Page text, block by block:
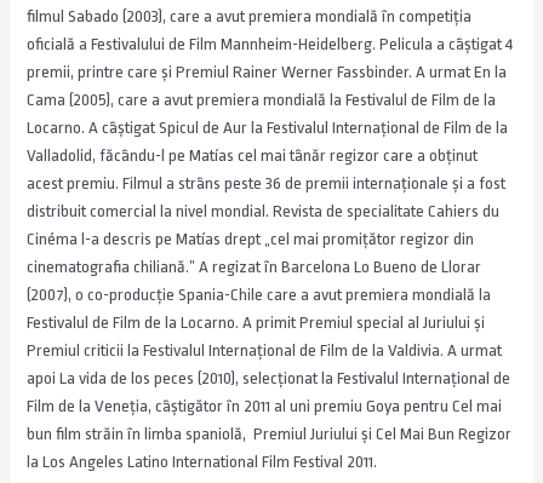
filmul Sabado (2003), care a avut premiera mondială în competiția
oficială a Festivalului de Film Mannheim-Heidelberg. Pelicula a câștigat 4
premii, printre care și Premiul Rainer Werner Fassbinder. A urmat En la
Cama (2005), care a avut premiera mondială la Festivalul de Film de la
Locarno. A câștigat Spicul de Aur la Festivalul Internațional de Film de la
Valladolid, făcându-l pe Matías cel mai tânăr regizor care a obținut
acest premiu. Filmul a strâns peste 36 de premii internaționale și a fost
distribuit comercial la nivel mondial. Revista de specialitate Cahiers du
Cinéma l-a descris pe Matías drept „cel mai promițător regizor din
cinematografia chiliană.” A regizat în Barcelona Lo Bueno de Llorar
(2007), o co-producție Spania-Chile care a avut premiera mondială la
Festivalul de Film de la Locarno. A primit Premiul special al Juriului și
Premiul criticii la Festivalul Internațional de Film de la Valdivia. A urmat
apoi La vida de los peces (2010), selecționat la Festivalul Internațional de
Film de la Veneția, câștigător în 2011 al uni premiu Goya pentru Cel mai
bun film străin în limba spaniolă, Premiul Juriului și Cel Mai Bun Regizor
la Los Angeles Latino International Film Festival 2011.